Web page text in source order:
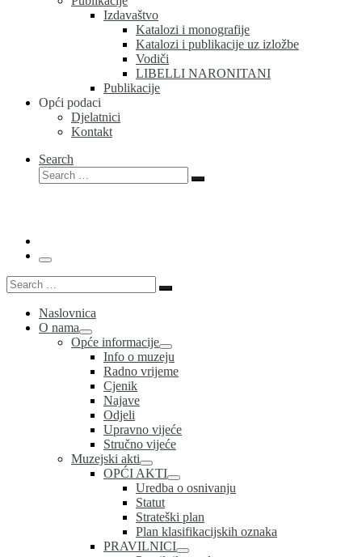
Izdavaštvo
Katalozi i monografije
Katalozi i publikacije uz izložbe
Vodiči
LIBELLI NARONITANI
Publikacije
Opći podaci
Djelatnici
Kontakt
Search
Search
Search
Menu
Search
Search
Naslovnica
O nama
Opće informacije
Info o muzeju
Radno vrijeme
Cjenik
Najave
Odjeli
Upravno vijeće
Stručno vijeće
Muzejski akti
OPĆI AKTI
Uredba o osnivanju
Statut
Strateški plan
Plan klasifikacijskih oznaka
PRAVILNICI